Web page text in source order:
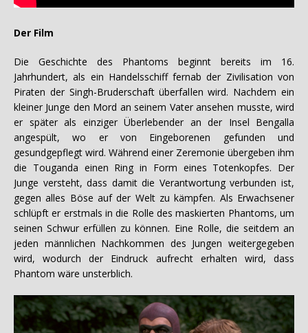
Der Film
Die Geschichte des Phantoms beginnt bereits im 16.
Jahrhundert, als ein Handelsschiff fernab der Zivilisation von
Piraten der Singh-Bruderschaft überfallen wird. Nachdem ein
kleiner Junge den Mord an seinem Vater ansehen musste, wird
er später als einziger Überlebender an der Insel Bengalla
angespült, wo er von Eingeborenen gefunden und
gesundgepflegt wird. Während einer Zeremonie übergeben ihm
die Touganda einen Ring in Form eines Totenkopfes. Der
Junge versteht, dass damit die Verantwortung verbunden ist,
gegen alles Böse auf der Welt zu kämpfen. Als Erwachsener
schlüpft er erstmals in die Rolle des maskierten Phantoms, um
seinen Schwur erfüllen zu können. Eine Rolle, die seitdem an
jeden männlichen Nachkommen des Jungen weitergegeben
wird, wodurch der Eindruck aufrecht erhalten wird, dass
Phantom wäre unsterblich.